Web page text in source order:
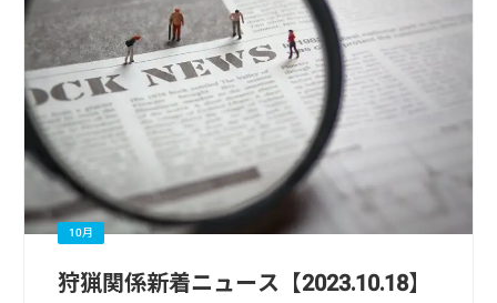
10月
狩猟関係新着ニュース【2023.10.18】